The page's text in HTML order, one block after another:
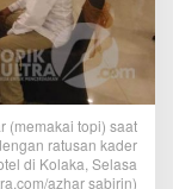
(memakai topi) saat
ratusan kader
di Kolaka, Selasa
azhar sabirin)